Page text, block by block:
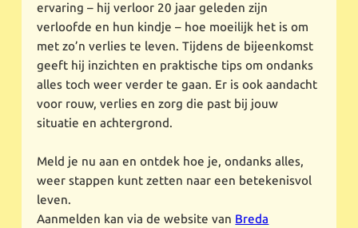
ervaring – hij verloor 20 jaar geleden zijn
verloofde en hun kindje – hoe moeilijk het is om
met zo’n verlies te leven. Tijdens de bijeenkomst
geeft hij inzichten en praktische tips om ondanks
alles toch weer verder te gaan. Er is ook aandacht
voor rouw, verlies en zorg die past bij jouw
situatie en achtergrond.
Meld je nu aan en ontdek hoe je, ondanks alles,
weer stappen kunt zetten naar een betekenisvol
leven.
Aanmelden kan via de website van Breda